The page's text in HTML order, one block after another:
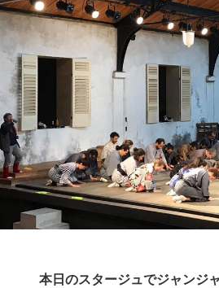
本日のスタージュでジャンジ